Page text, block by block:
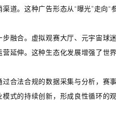
道。这种广告形态从“曝光”走向“
融合。虚拟观赛大厅、元宇宙球
延伸。这种生态化发展增强了世
合法合规的数据采集与分析，赛
式的持续创新，形成良性循环的观